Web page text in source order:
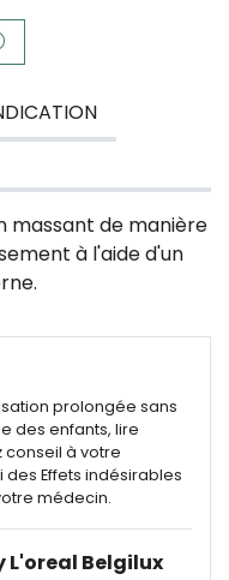
massant de manière
à l'aide d'un
prolongée sans
des enfants, lire
conseil à votre
Effets indésirables
médecin.
L'oreal Belgilux